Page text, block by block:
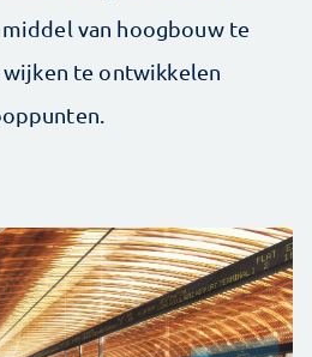
van hoogbouw te
te ontwikkelen